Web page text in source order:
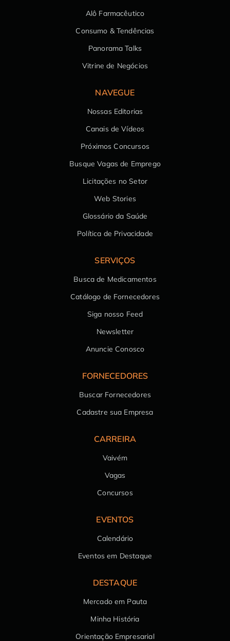
Alô Farmacêutico
Consumo & Tendências
Panorama Talks
Vitrine de Negócios
NAVEGUE
Nossas Editorias
Canais de Vídeos
Próximos Concursos
Busque Vagas de Emprego
Licitações no Setor
Web Stories
Glossário da Saúde
Política de Privacidade
SERVIÇOS
Busca de Medicamentos
Catálogo de Fornecedores
Siga nosso Feed
Newsletter
Anuncie Conosco
FORNECEDORES
Buscar Fornecedores
Cadastre sua Empresa
CARREIRA
Vaivém
Vagas
Concursos
EVENTOS
Calendário
Eventos em Destaque
DESTAQUE
Mercado em Pauta
Minha História
Orientação Empresarial